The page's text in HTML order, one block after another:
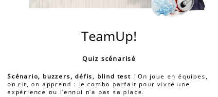
TeamUp!
Quiz scénarisé
Scénario, buzzers, défis, blind test ! On joue en équipes,
on rit, on apprend : le combo parfait pour vivre une
expérience ou l’ennui n’a pas sa place.